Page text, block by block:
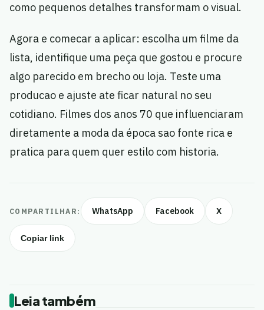
como pequenos detalhes transformam o visual.
Agora e comecar a aplicar: escolha um filme da
lista, identifique uma peça que gostou e procure
algo parecido em brecho ou loja. Teste uma
producao e ajuste ate ficar natural no seu
cotidiano. Filmes dos anos 70 que influenciaram
diretamente a moda da época sao fonte rica e
pratica para quem quer estilo com historia.
COMPARTILHAR: WhatsApp Facebook X
Copiar link
Leia também